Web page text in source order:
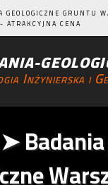
GEOLOGICZNE GRUNTU
ATRAKCYJNA CENA
Inżynierska i